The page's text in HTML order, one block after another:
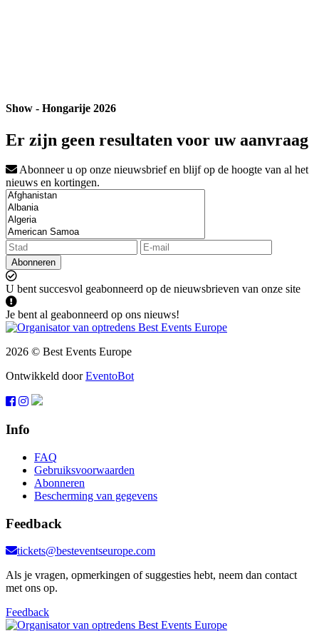
Show - Hongarije 2026
Er zijn geen resultaten voor uw aanvraag
Abonneer u op onze nieuwsbrief en blijf op de hoogte van al het
nieuws en kortingen.
Abonneren
U bent succesvol geabonneerd op de nieuwsbrieven van onze site
Je bent al geabonneerd op ons nieuws!
2026 © Best Events Europe
Ontwikkeld doorEventoBot
Info
FAQ
Gebruiksvoorwaarden
Abonneren
Bescherming van gegevens
Feedback
tickets@besteventseurope.com
Als je vragen, opmerkingen of suggesties hebt, neem dan contact
met ons op.
Feedback